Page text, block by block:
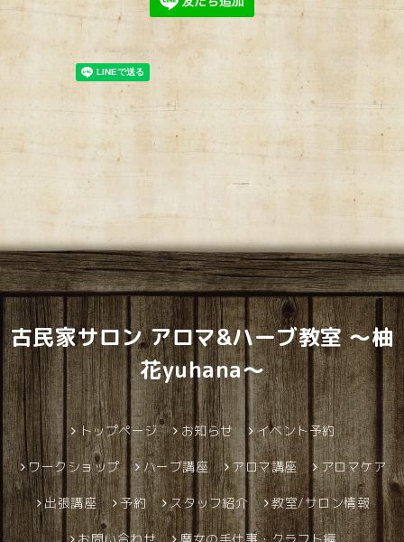
古民家サロン アロマ&ハーブ教室 ～柚
花yuhana～
トップページ お知らせ イベント予約
ワークショップ ハーブ講座 アロマ講座 アロマケア
出張講座 予約 スタッフ紹介 教室/サロン情報